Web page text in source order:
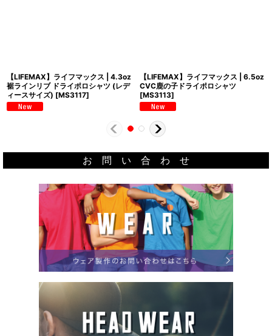
【LIFEMAX】ライフマックス | 4.3oz
裾ラインリブ ドライポロシャツ (レデ
ィースサイズ) [MS3117]
【LIFEMAX】ライフマックス | 6.5oz
CVC鹿の子ドライポロシャツ
[MS3113]
お 問 い 合 わ せ